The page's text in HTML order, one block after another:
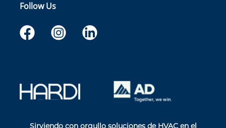
Follow Us
Sirviendo con orgullo soluciones de HVAC en el